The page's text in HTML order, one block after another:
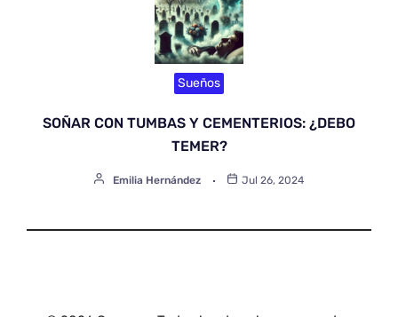
Sueños
SOÑAR CON TUMBAS Y CEMENTERIOS: ¿DEBO
TEMER?
Emilia Hernández Jul 26, 2024